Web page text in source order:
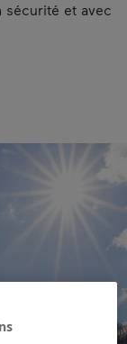
sécurité et avec